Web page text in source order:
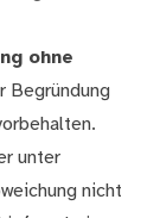
ohne
Begründung
unter
nicht